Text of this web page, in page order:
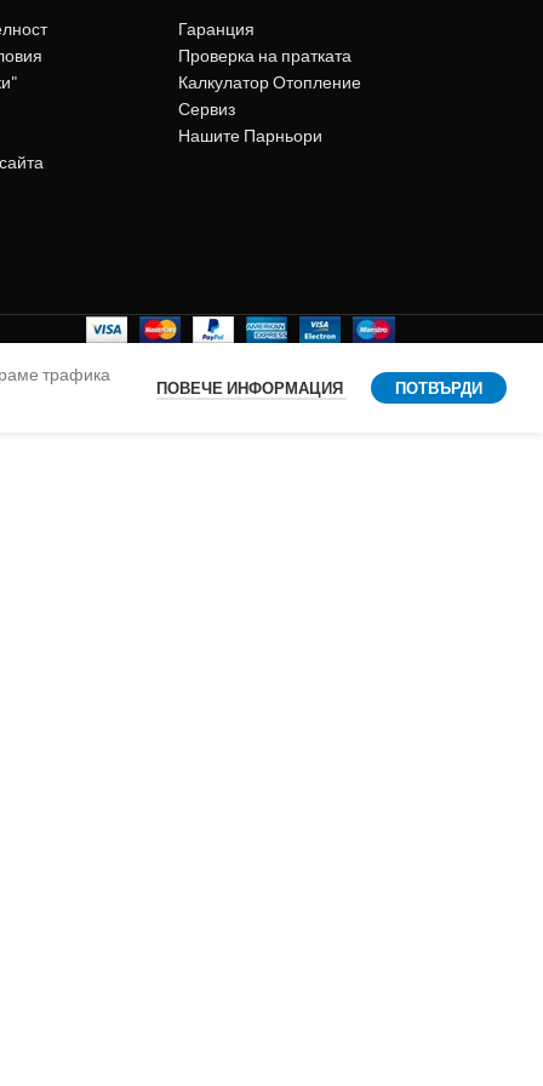
Гаранция
Проверка на пратката
Калкулатор Отопление
Сервиз
Нашите Парньори
трафика
ПОВЕЧЕ ИНФОРМАЦИЯ ПОТВЪРДИ